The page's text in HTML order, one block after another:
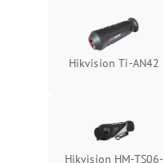
Hikvision Ti-AN42
Hikvision HM-TS06-